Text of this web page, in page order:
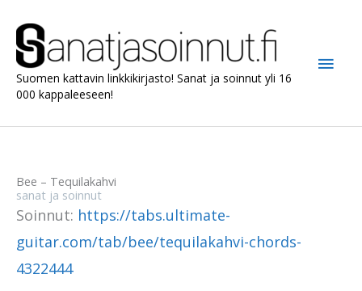
sisältöön
Suomen kattavin linkkikirjasto! Sanat ja soinnut yli 16
000 kappaleeseen!
Bee – Tequilakahvi
sanat ja soinnut
Soinnut: https://tabs.ultimate-
guitar.com/tab/bee/tequilakahvi-chords-
4322444